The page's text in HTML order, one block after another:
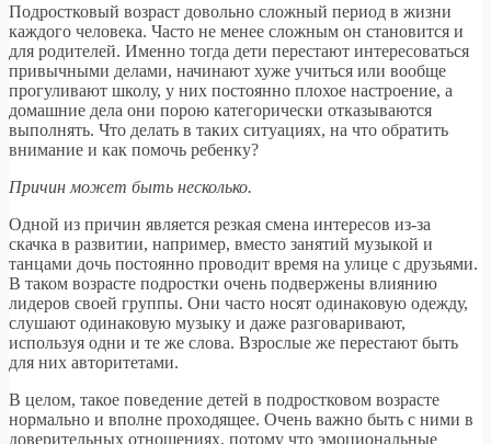
Подростковый возраст довольно сложный период в жизни
каждого человека. Часто не менее сложным он становится и
для родителей. Именно тогда дети перестают интересоваться
привычными делами, начинают хуже учиться или вообще
прогуливают школу, у них постоянно плохое настроение, а
домашние дела они порою категорически отказываются
выполнять. Что делать в таких ситуациях, на что обратить
внимание и как помочь ребенку?
Причин может быть несколько.
Одной из причин является резкая смена интересов из-за
скачка в развитии, например, вместо занятий музыкой и
танцами дочь постоянно проводит время на улице с друзьями.
В таком возрасте подростки очень подвержены влиянию
лидеров своей группы. Они часто носят одинаковую одежду,
слушают одинаковую музыку и даже разговаривают,
используя одни и те же слова. Взрослые же перестают быть
для них авторитетами.
В целом, такое поведение детей в подростковом возрасте
нормально и вполне проходящее. Очень важно быть с ними в
доверительных отношениях, потому что эмоциональные